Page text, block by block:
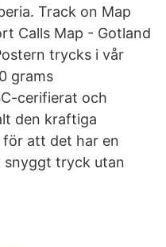
Track on Map
Calls Map - Gotland
trycks i vår
grams
cerifierat och
den kraftiga
att det har en
snyggt tryck utan